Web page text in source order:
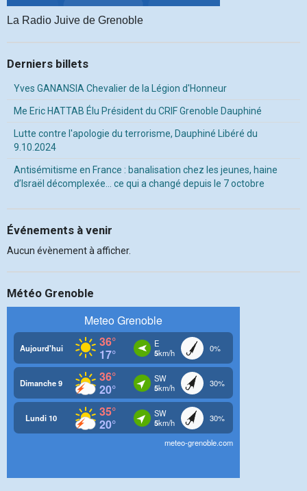
La Radio Juive de Grenoble
Derniers billets
Yves GANANSIA Chevalier de la Légion d'Honneur
Me Eric HATTAB Élu Président du CRIF Grenoble Dauphiné
Lutte contre l'apologie du terrorisme, Dauphiné Libéré du
9.10.2024
Antisémitisme en France : banalisation chez les jeunes, haine
d’Israël décomplexée… ce qui a changé depuis le 7 octobre
Événements à venir
Aucun évènement à afficher.
Météo Grenoble